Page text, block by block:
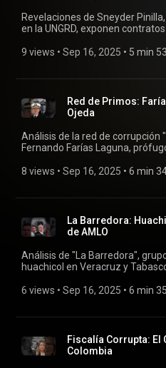
Revelaciones de Sneyder
en la UNGRD, exponen
y Julio Chagüi para comprar
9 views • Sep 16, 2025 • 5 min
Red de Primos:
Ojeda
Análisis de la red de corrupción
Fernando Farías Laguna,
exsecretario de Marina Rafael
millones anuales).
8 views • Sep 16, 2025 • 6 min
La Barredora:
de AMLO
Análisis de "La Barredora",
huachicol en Veracruz y
Augusto López (aliado de
crisis en Morena.
6 views • Sep 16, 2025 • 6 min
Fiscalía Corrupta: El
Colombia